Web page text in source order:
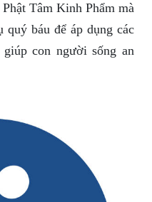
Tâm Kinh Phẩm mà
quý báu để áp dụng các
con người sống an